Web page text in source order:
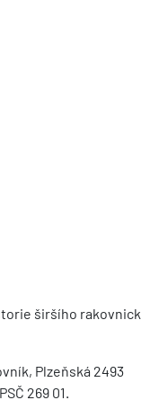
širšího
Plzeňská 2493
269 01.